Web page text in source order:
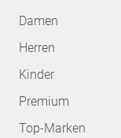
Damen
Herren
Kinder
Premium
Top-Marken